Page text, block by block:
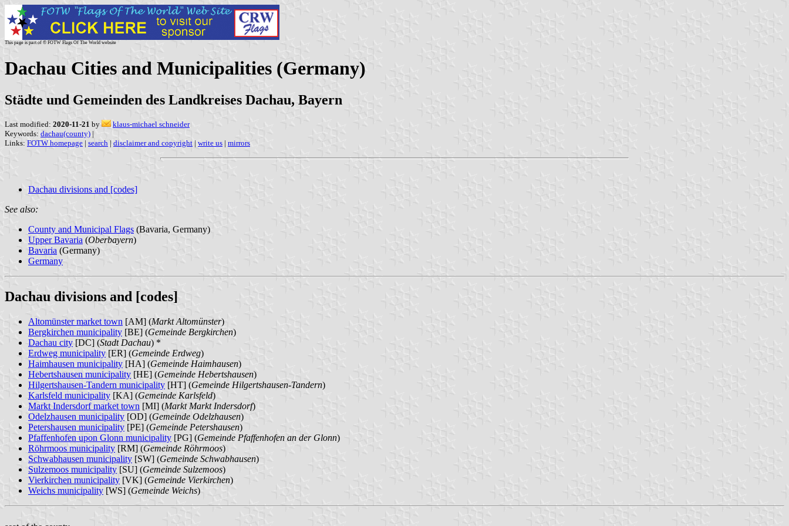
This page is part of © FOTW Flags Of The World website
Dachau Cities and Municipalities (Germany)
Städte und Gemeinden des Landkreises Dachau, Bayern
Last modified: 2020-11-21 by
klaus-michael schneider
Keywords: dachau(county) |
Links: FOTW homepage | search | disclaimer and copyright | write us | mirrors
Dachau divisions and [codes]
See also:
County and Municipal Flags (Bavaria, Germany)
Upper Bavaria (Oberbayern)
Bavaria (Germany)
Germany
Dachau divisions and [codes]
Altomünster market town [AM] (Markt Altomünster)
Bergkirchen municipality [BE] (Gemeinde Bergkirchen)
Dachau city [DC] (Stadt Dachau) *
Erdweg municipality [ER] (Gemeinde Erdweg)
Haimhausen municipality [HA] (Gemeinde Haimhausen)
Hebertshausen municipality [HE] (Gemeinde Hebertshausen)
Hilgertshausen-Tandern municipality [HT] (Gemeinde Hilgertshausen-Tandern)
Karlsfeld municipality [KA] (Gemeinde Karlsfeld)
Markt Indersdorf market town [MI] (Markt Markt Indersdorf)
Odelzhausen municipality [OD] (Gemeinde Odelzhausen)
Petershausen municipality [PE] (Gemeinde Petershausen)
Pfaffenhofen upon Glonn municipality [PG] (Gemeinde Pfaffenhofen an der Glonn)
Röhrmoos municipality [RM] (Gemeinde Röhrmoos)
Schwabhausen municipality [SW] (Gemeinde Schwabhausen)
Sulzemoos municipality [SU] (Gemeinde Sulzemoos)
Vierkirchen municipality [VK] (Gemeinde Vierkirchen)
Weichs municipality [WS] (Gemeinde Weichs)